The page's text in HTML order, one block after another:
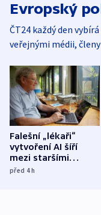
Evropský
ČT24 každý den
veřejnými médii,
Falešní „lékaři“
vytvoření AI šíří
mezi staršími
Poláky nebezpečné
před 4h